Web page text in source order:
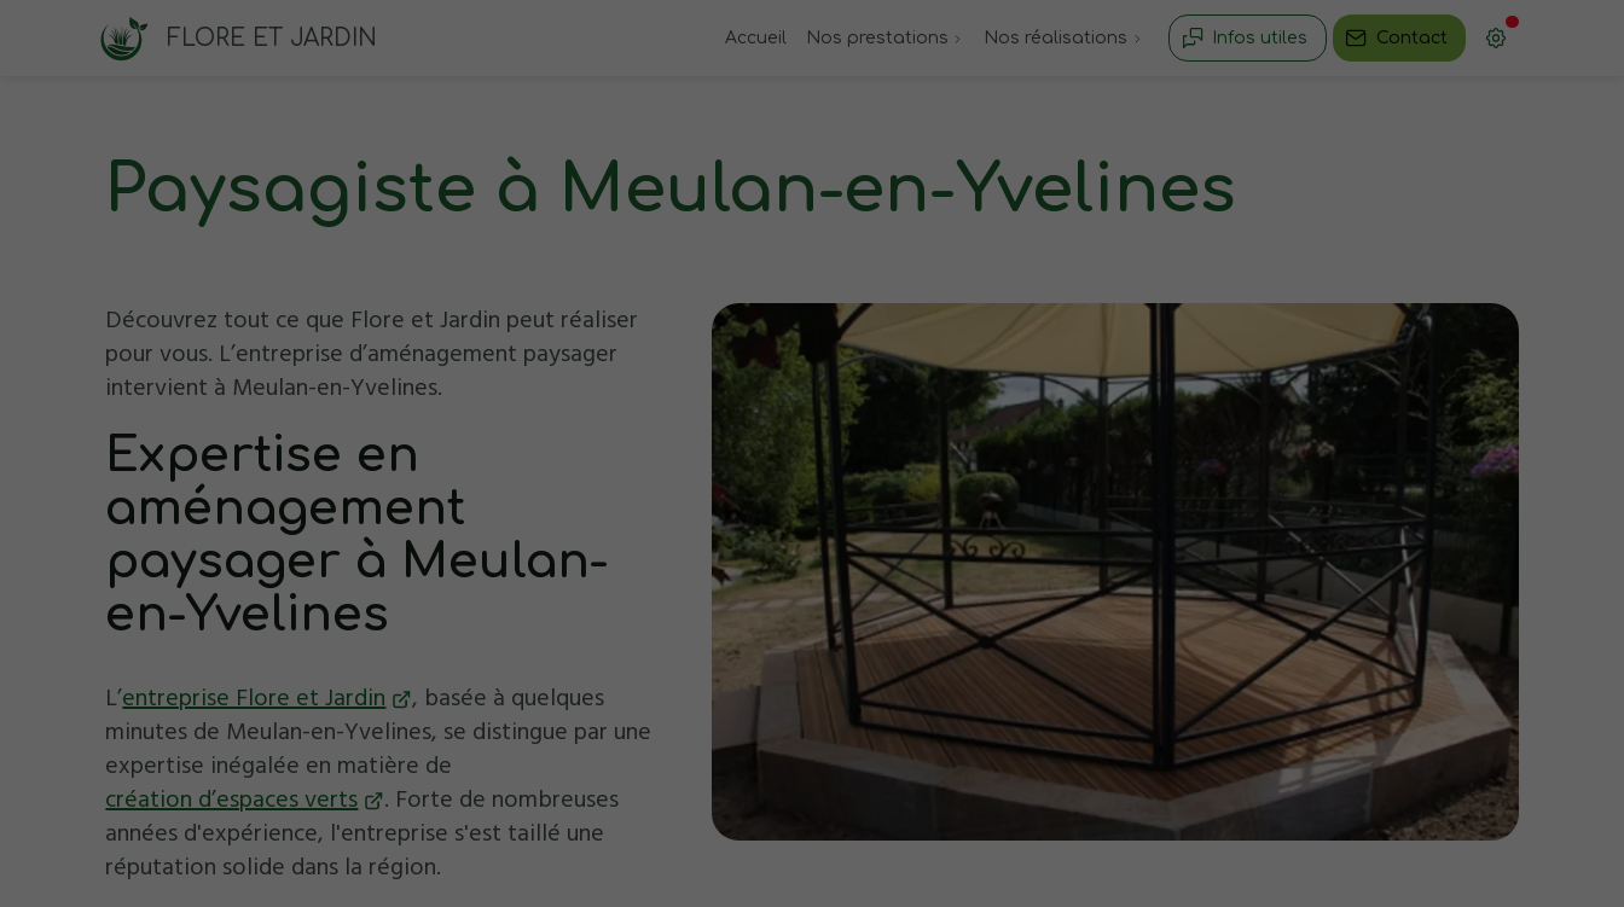
FLORE ET JARDIN Accueil Nos prestations Nos réalisations Infos utiles Contact
Paysagiste à Meulan-en-Yvelines
Découvrez tout ce que Flore et Jardin peut réaliser
pour vous. L’entreprise d’aménagement paysager
intervient à Meulan-en-Yvelines.
Expertise en
aménagement
paysager à Meulan-
en-Yvelines
L’entreprise Flore et Jardin
, basée à quelques
minutes de Meulan-en-Yvelines, se distingue par une
expertise inégalée en matière de
création d’espaces verts
. Forte de nombreuses
années d'expérience, l'entreprise s'est taillé une
réputation solide dans la région.